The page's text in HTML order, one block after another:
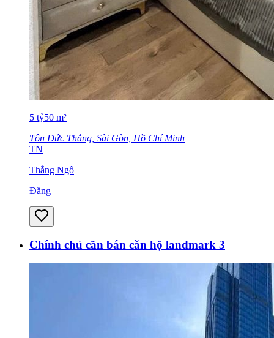
5 tỷ50 m²
Tôn Đức Thắng, Sài Gòn, Hồ Chí Minh
TN
Thắng Ngô
Đăng
Chính chủ cần bán căn hộ landmark 3